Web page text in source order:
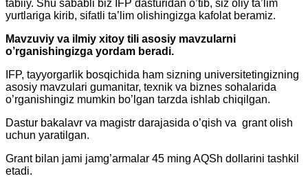
tabiiy. Shu sababli biz IFP dasturidan o’tib, siz oliy ta’lim
yurtlariga kirib, sifatli ta’lim olishingizga kafolat beramiz.
Mavzuviy va ilmiy xitoy tili asosiy mavzularni
o’rganishingizga yordam beradi.
IFP, tayyorgarlik bosqichida ham sizning universitetingizning
asosiy mavzulari gumanitar, texnik va biznes sohalarida
o’rganishingiz mumkin bo’lgan tarzda ishlab chiqilgan.
Dastur bakalavr va magistr darajasida o’qish va grant olish
uchun yaratilgan.
Grant bilan jami jamg’armalar 45 ming AQSh dollarini tashkil
etadi.